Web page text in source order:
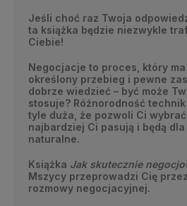
Jeśli choć raz Twoja
ta książka będzie niezwykle
Ciebie!
Negocjacje to proces, który ma
określony przebieg i pewne
dobrze wiedzieć – być może
stosuje? Różnorodność
tyle duża, że pozwoli Ci
najbardziej Ci pasują i będą
naturalne.
Książka Jak skutecznie
Mszycy przeprowadzi Cię
rozmowy negocjacyjnej.